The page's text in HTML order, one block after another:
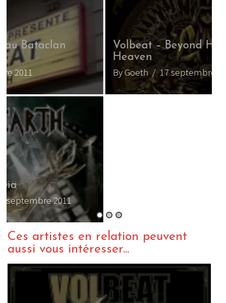
Volbeat – Beyond Hell/Above
Heaven
By Goeth/ 17 septembre 2010
Ces artistes en relation peuvent
aussi vous intéresser...